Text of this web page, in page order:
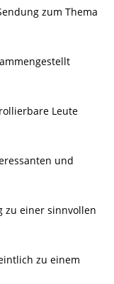
zum Thema
Leute
und
zu einer sinnvollen
zu einem